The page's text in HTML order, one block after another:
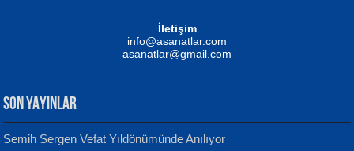
İletişim
info@asanatlar.com
asanatlar@gmail.com
SON YAYINLAR
Semih Sergen Vefat Yıldönümünde Anılıyor